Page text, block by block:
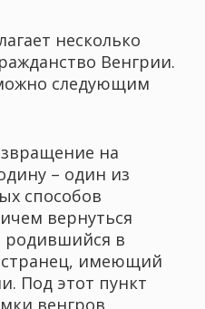
несколько
Венгрии.
следующим
на
– один из
способов
вернуться
родившийся в
имеющий
Под этот пункт
венгров,